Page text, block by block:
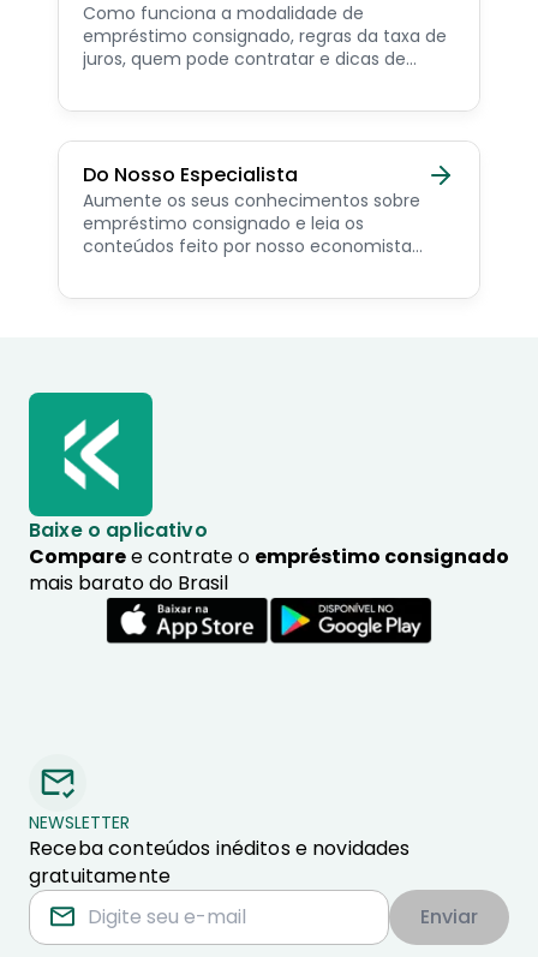
Como funciona a modalidade de
empréstimo consignado, regras da taxa de
juros, quem pode contratar e dicas de
Do Nosso Especialista
Aumente os seus conhecimentos sobre
empréstimo consignado e leia os
conteúdos feito por nosso economista
Baixe o aplicativo
Comparee contrate o empréstimo consignado
mais barato do Brasil
NEWSLETTER
Receba conteúdos inéditos e novidades
gratuitamente
Enviar